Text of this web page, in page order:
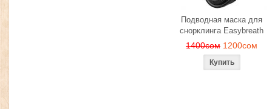
Подводная маска для
снорклинга Easybreath
1400сом 1200сом